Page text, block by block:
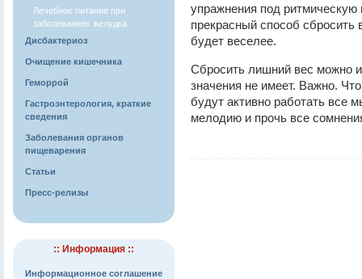
Лечебное питание при
заболеваниях желудка
Дисбактериоз
Очищение кишечника
Геморрой
Гастроэнтерология, краткие
сведения
Заболевания органов
пищеварения
Статьи
Пресс-релизы
:: Информация ::
Информационное соглашение
упражнения под ритмическую
прекрасный способ сбросить
будет веселее.
Сбросить лишний вес можно и
значения не имеет. Важно.
будут активно работать
мелодию и прочь все